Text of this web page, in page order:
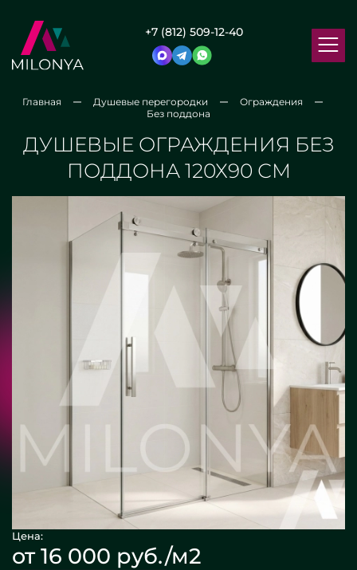
+7 (812) 509-12-40
Главная Душевые перегородки
Ограждения
Без поддона
ДУШЕВЫЕ ОГРАЖДЕНИЯ БЕЗ
ПОДДОНА 120Х90 СМ
Цена:
от 16 000 руб./м2